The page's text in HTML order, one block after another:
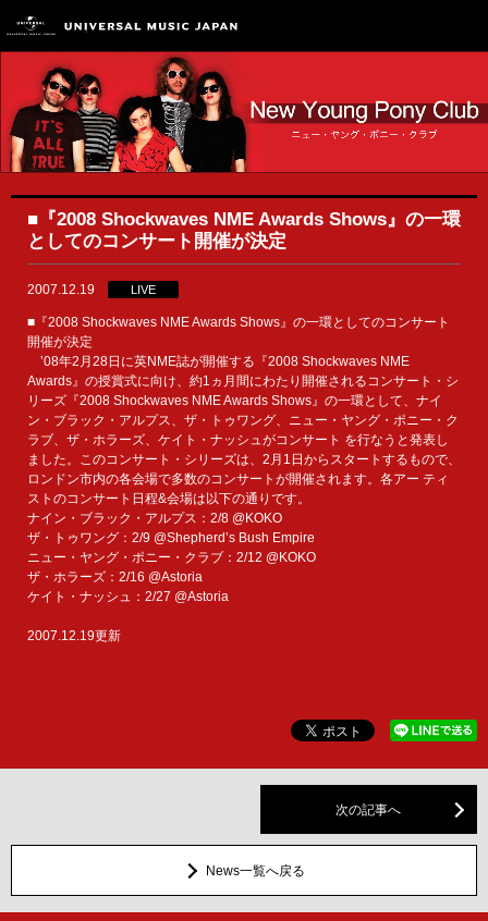
■『2008 Shockwaves NME Awards Shows』の一環
としてのコンサート開催が決定
2007.12.19 LIVE
■『2008 Shockwaves NME Awards Shows』の一環としてのコンサート
開催が決定
’08年2月28日に英NME誌が開催する『2008 Shockwaves NME
Awards』の授賞式に向け、約1ヵ月間にわたり開催されるコンサート・シ
リーズ『2008 Shockwaves NME Awards Shows』の一環として、ナイ
ン・ブラック・アルプス、ザ・トゥワング、ニュー・ヤング・ポニー・ク
ラブ、ザ・ホラーズ、ケイト・ナッシュがコンサート を行なうと発表し
ました。このコンサート・シリーズは、2月1日からスタートするもので、
ロンドン市内の各会場で多数のコンサートが開催されます。各アー ティ
ストのコンサート日程&会場は以下の通りです。
ナイン・ブラック・アルプス：2/8 @KOKO
ザ・トゥワング：2/9 @Shepherd’s Bush Empire
ニュー・ヤング・ポニー・クラブ：2/12 @KOKO
ザ・ホラーズ：2/16 @Astoria
ケイト・ナッシュ：2/27 @Astoria
2007.12.19更新
次の記事へ
News一覧へ戻る